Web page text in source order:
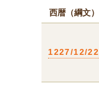
西暦（綱文）
1227/12/22